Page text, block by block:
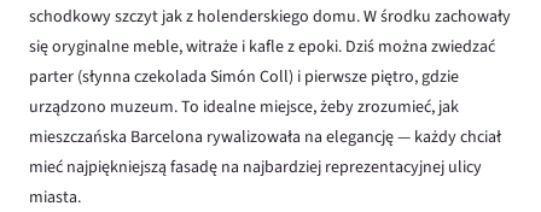
schodkowy szczyt jak z holenderskiego domu. W środku zachowały
się oryginalne meble, witraże i kafle z epoki. Dziś można zwiedzać
parter (słynna czekolada Simón Coll) i pierwsze piętro, gdzie
urządzono muzeum. To idealne miejsce, żeby zrozumieć, jak
mieszczańska Barcelona rywalizowała na elegancję — każdy chciał
mieć najpiękniejszą fasadę na najbardziej reprezentacyjnej ulicy
miasta.